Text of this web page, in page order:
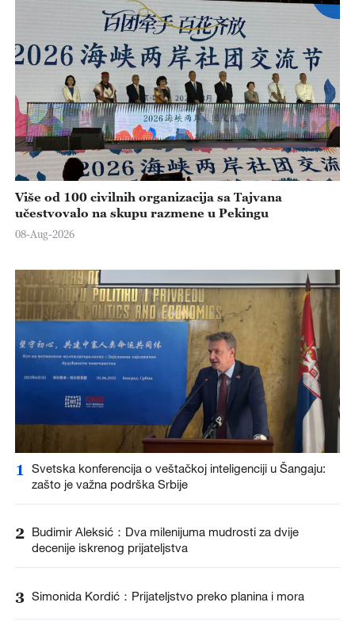
Više od 100 civilnih organizacija sa Tajvana
učestvovalo na skupu razmene u Pekingu
08-Aug-2026
1
Svetska konferencija o veštačkoj inteligenciji u Šangaju:
zašto je važna podrška Srbije
2 Budimir Aleksić：Dva milenijuma mudrosti za dvije
decenije iskrenog prijateljstva
3 Simonida Kordić：Prijateljstvo preko planina i mora